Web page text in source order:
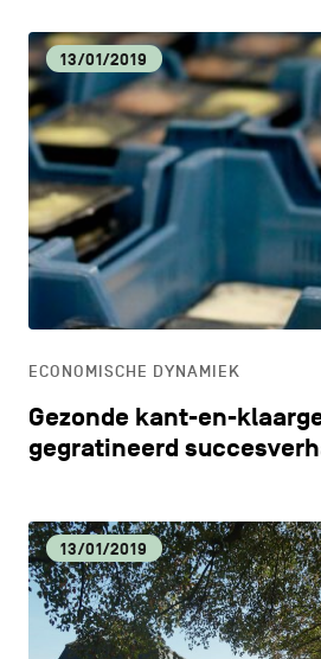
13/01/2019
ECONOMISCHE DYNAMIEK
Gezonde kant-en-
gegratineerd
13/01/2019